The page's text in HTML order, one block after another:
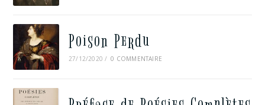
Poison Perdu
27/12/2020 / 0 COMMENTAIRE